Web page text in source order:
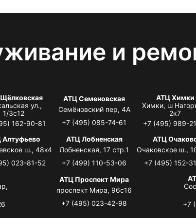
и
ул.,
1/3с12
162-90-81
АТЦ Семеновская
Семёновский пер, 4А
+7 (495) 085-74-61
АТЦ Химки
Химки, ш
2к7
+7 (495) 989-
Алтуфьево
ш., 48к4
023-81-52
АТЦ Лобненская
Лобненская, 17 стр.1
+7 (499) 110-53-06
АТЦ
Очаковское ш.,
+7 (495) 152-
АТЦ Проспект Мира
проспект Мира, 96с16
+7 (495) 023-42-98
+7